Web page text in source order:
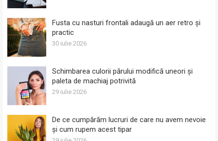
Fusta cu nasturi frontali adaugă un aer retro și
practic
30 iulie 2026
Schimbarea culorii părului modifică uneori și
paleta de machiaj potrivită
29 iulie 2026
De ce cumpărăm lucruri de care nu avem nevoie
și cum rupem acest tipar